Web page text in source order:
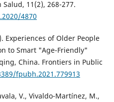
11(2), 268-277.
4870
Experiences of Older People
to Smart "Age-Friendly"
China. Frontiers in Public
fpubh.2021.779913
V., Vivaldo-Martínez, M.,